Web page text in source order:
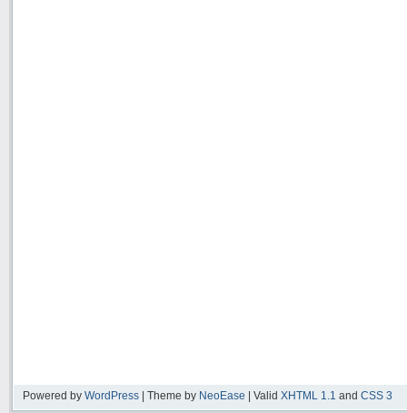
Powered by WordPress | Theme by NeoEase | Valid XHTML 1.1 and CSS 3